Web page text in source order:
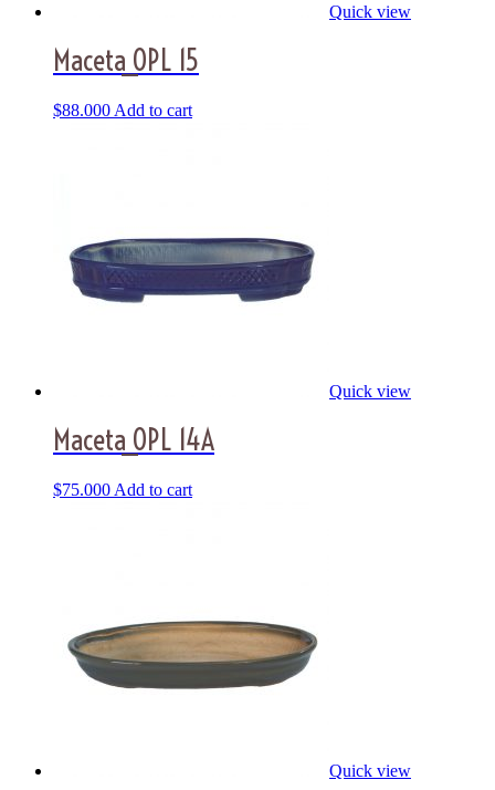
Quick view
Maceta_OPL 15
$88.000 Add to cart
Quick view
Maceta_OPL 14A
$75.000 Add to cart
Quick view